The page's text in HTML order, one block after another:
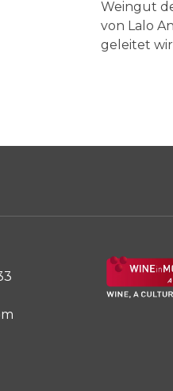
Weingut
von Lalo
geleitet